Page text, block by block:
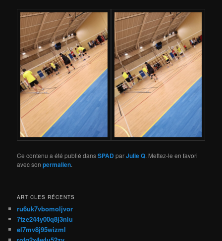
Ce contenu a été publié dansSPAD parJulie Q. Mettez-le en favori
avec sonpermalien.
ARTICLES RÉCENTS
ru6uk7vbomoljvor
7tze244y00q8j3nlu
el7mv8j95wizml